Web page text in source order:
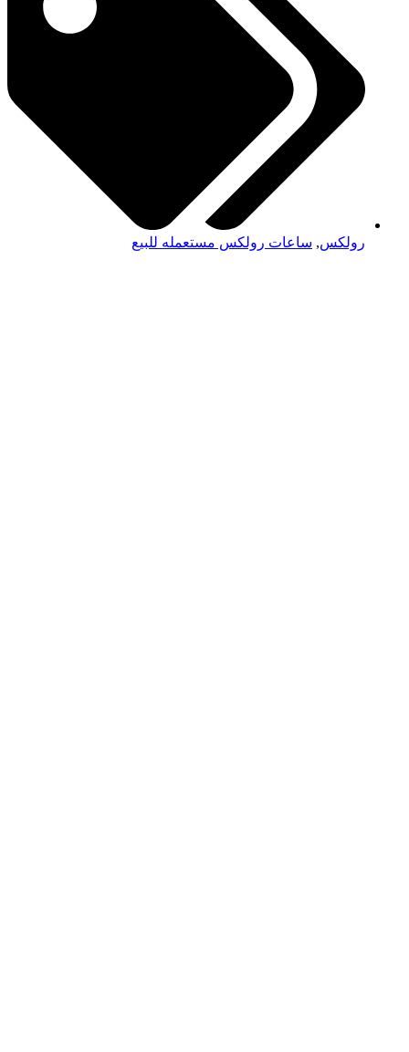
رولكس, ساعات رولكس مستعمله للبيع